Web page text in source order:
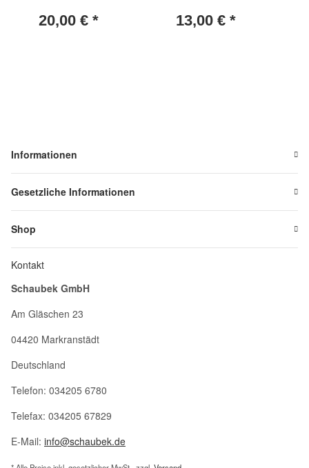
20,00 € * 13,00 € *
Informationen
Gesetzliche Informationen
Shop
Kontakt
Schaubek GmbH
Am Gläschen 23
04420 Markranstädt
Deutschland
Telefon: 034205 6780
Telefax: 034205 67829
E-Mail: info@schaubek.de